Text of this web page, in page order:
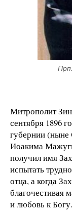
Митрополит
сентября 1896
губернии (ныне
Иоакима
получил имя
испытать
отца, а когда
благочестивая
и любовь к Богу.